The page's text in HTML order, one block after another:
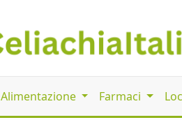
Alimentazione Farmaci